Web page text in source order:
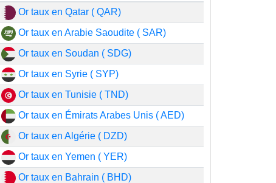
Or taux en Qatar ( QAR)
Or taux en Arabie Saoudite ( SAR)
Or taux en Soudan ( SDG)
Or taux en Syrie ( SYP)
Or taux en Tunisie ( TND)
Or taux en Émirats Arabes Unis ( AED)
Or taux en Algérie ( DZD)
Or taux en Yemen ( YER)
Or taux en Bahrain ( BHD)